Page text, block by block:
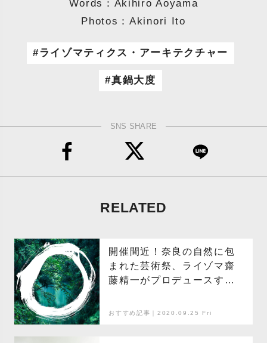
Words：Akihiro Aoyama
Photos：Akinori Ito
ライゾマティクス・アーキテクチャー
真鍋大度
SNS SHARE
RELATED
開催間近！奈良の自然に包
まれた芸術祭、ライゾマ齋
藤精一がプロデュースする
なかの美術館＞
おすすめ記事｜2020.09.25 Fri